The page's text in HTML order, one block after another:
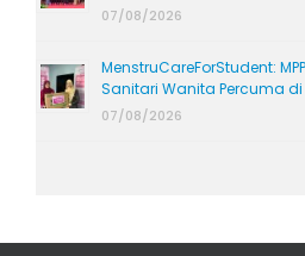
07/08/2026
MenstruCareForStudent:
Sanitari Wanita Percuma di
07/08/2026